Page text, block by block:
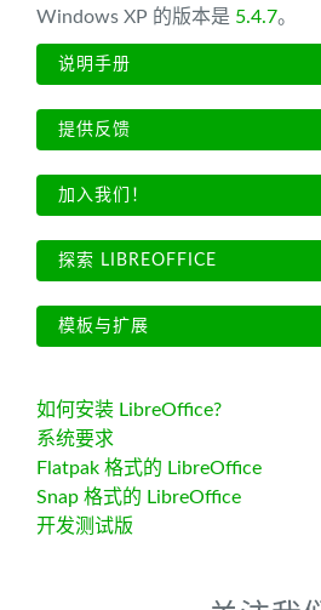
Windows XP 的版本是 5.4.7。
说明手册
提供反馈
加入我们！
探索 LIBREOFFICE
模板与扩展
如何安装 LibreOffice?
系统要求
Flatpak 格式的 LibreOffice
Snap 格式的 LibreOffice
开发测试版